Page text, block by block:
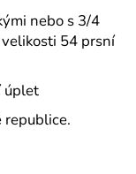
nebo s 3/4
54 prsní
úplet
republice.